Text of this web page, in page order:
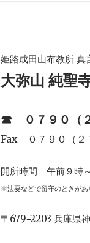
姫路成田山布教所 真
大弥山 純聖
☎︎ ０７９０（
Fax ０７９０（２
開所時間 午前９時
※法要などで留守のときがあ
〒679−2203 兵庫県